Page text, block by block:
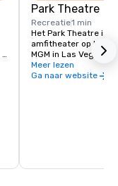
Park Theatre
Recreatie1 min
Het Park Theatre is
amfitheater op het
MGM in Las Vegas,
werd geopend in
biedt voornamelijk
Meer lezen
Ga naar website